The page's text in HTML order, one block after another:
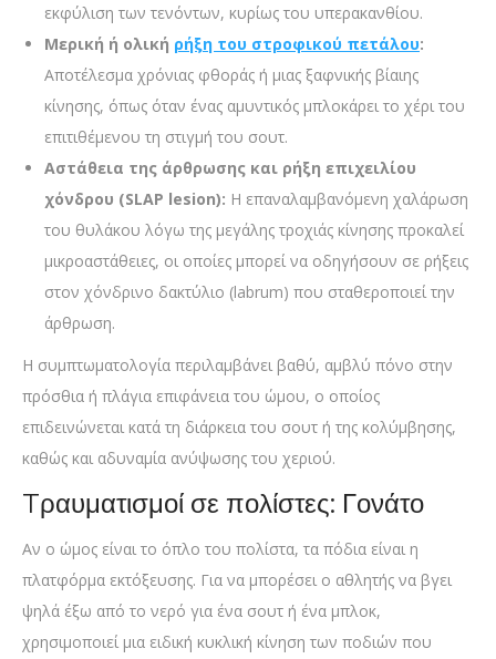
εκφύλιση των τενόντων, κυρίως του υπερακανθίου.
Μερική ή ολική ρήξη του στροφικού πετάλου:
Αποτέλεσμα χρόνιας φθοράς ή μιας ξαφνικής βίαιης
κίνησης, όπως όταν ένας αμυντικός μπλοκάρει το χέρι του
επιτιθέμενου τη στιγμή του σουτ.
Αστάθεια της άρθρωσης και ρήξη επιχειλίου
χόνδρου (SLAP lesion): Η επαναλαμβανόμενη χαλάρωση
του θυλάκου λόγω της μεγάλης τροχιάς κίνησης προκαλεί
μικροαστάθειες, οι οποίες μπορεί να οδηγήσουν σε ρήξεις
στον χόνδρινο δακτύλιο (labrum) που σταθεροποιεί την
άρθρωση.
Η συμπτωματολογία περιλαμβάνει βαθύ, αμβλύ πόνο στην
πρόσθια ή πλάγια επιφάνεια του ώμου, ο οποίος
επιδεινώνεται κατά τη διάρκεια του σουτ ή της κολύμβησης,
καθώς και αδυναμία ανύψωσης του χεριού.
Tραυματισμοί σε πολίστες: Γονάτο
Αν ο ώμος είναι το όπλο του πολίστα, τα πόδια είναι η
πλατφόρμα εκτόξευσης. Για να μπορέσει ο αθλητής να βγει
ψηλά έξω από το νερό για ένα σουτ ή ένα μπλοκ,
χρησιμοποιεί μια ειδική κυκλική κίνηση των ποδιών που